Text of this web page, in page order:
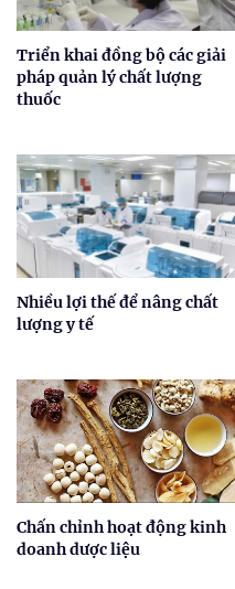
Triển khai đồng bộ các giải
pháp quản lý chất lượng
thuốc
Nhiều lợi thế để nâng chất
lượng y tế
Chấn chỉnh hoạt động kinh
doanh dược liệu